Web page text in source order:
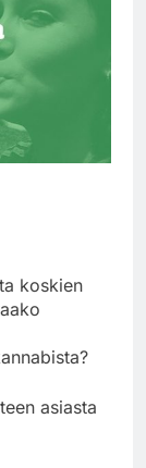
koskien
asiasta